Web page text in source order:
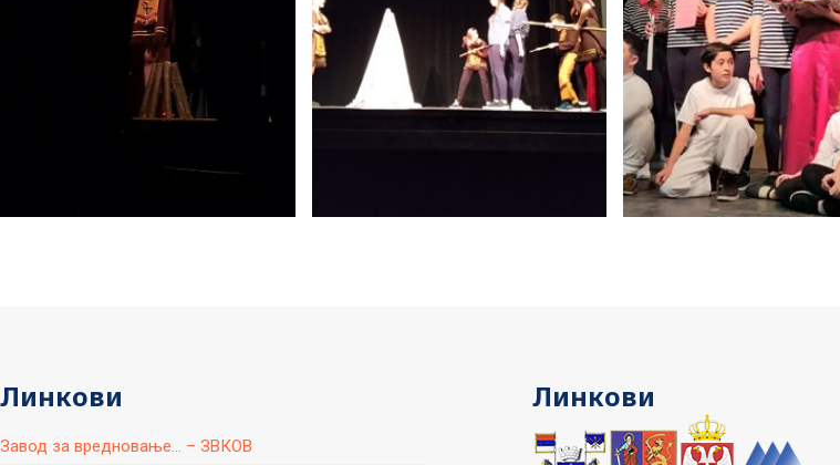
Линкови
Завод за вредновање... – ЗВКОВ
Линкови